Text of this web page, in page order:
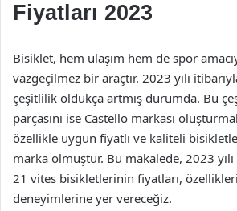
Fiyatları 2023
Bisiklet, hem ulaşım hem de spor
vazgeçilmez bir araçtır. 2023 yılı
çeşitlilik oldukça artmış durumda. Bu
parçasını ise Castello markası
özellikle uygun fiyatlı ve kaliteli
marka olmuştur. Bu makalede, 2023
21 vites bisikletlerinin fiyatları, özellikleri
deneyimlerine yer vereceğiz.